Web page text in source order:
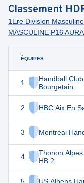
Classement
1Ere Division
MASCULINE P16 AURA
ÉQUIPES
1
Handball Club
Bourgetain
2 HBC Aix En
3 Montreal
4
Thonon
HB 2